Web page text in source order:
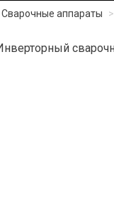
Сварочные аппараты >